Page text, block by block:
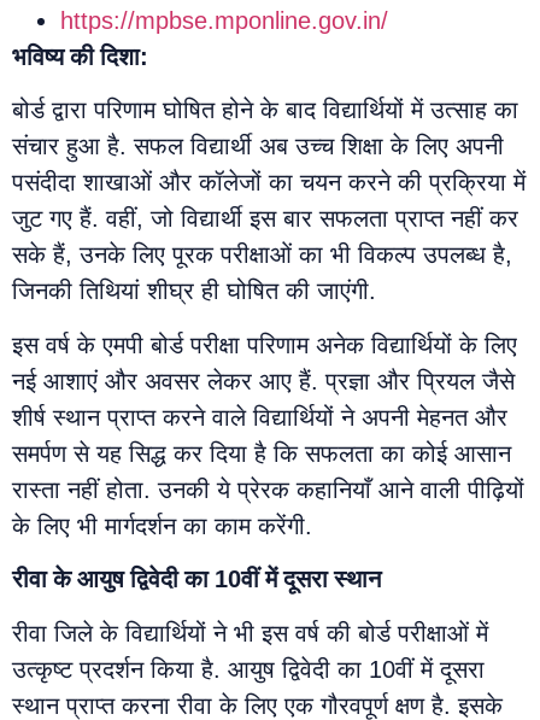
https://mpbse.mponline.gov.in/
भविष्य की दिशा:
बोर्ड द्वारा परिणाम घोषित होने के बाद विद्यार्थियों में उत्साह का
संचार हुआ है. सफल विद्यार्थी अब उच्च शिक्षा के लिए अपनी
पसंदीदा शाखाओं और कॉलेजों का चयन करने की प्रक्रिया में
जुट गए हैं. वहीं, जो विद्यार्थी इस बार सफलता प्राप्त नहीं कर
सके हैं, उनके लिए पूरक परीक्षाओं का भी विकल्प उपलब्ध है,
जिनकी तिथियां शीघ्र ही घोषित की जाएंगी.
इस वर्ष के एमपी बोर्ड परीक्षा परिणाम अनेक विद्यार्थियों के लिए
नई आशाएं और अवसर लेकर आए हैं. प्रज्ञा और प्रियल जैसे
शीर्ष स्थान प्राप्त करने वाले विद्यार्थियों ने अपनी मेहनत और
समर्पण से यह सिद्ध कर दिया है कि सफलता का कोई आसान
रास्ता नहीं होता. उनकी ये प्रेरक कहानियाँ आने वाली पीढ़ियों
के लिए भी मार्गदर्शन का काम करेंगी.
रीवा के आयुष द्विवेदी का 10वीं में दूसरा स्थान
रीवा जिले के विद्यार्थियों ने भी इस वर्ष की बोर्ड परीक्षाओं में
उत्कृष्ट प्रदर्शन किया है. आयुष द्विवेदी का 10वीं में दूसरा
स्थान प्राप्त करना रीवा के लिए एक गौरवपूर्ण क्षण है. इसके